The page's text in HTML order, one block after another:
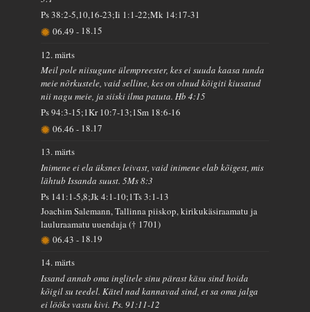
Ps 38:2-5,10,16-23;Ii 1:1-22;Mk 14:17-31
06.49- 18.15
12. märts
Meil pole niisugune ülempreester, kes ei suuda kaasa tunda
meie nõrkustele, vaid selline, kes on olnud kõigiti kiusatud
nii nagu meie, ja siiski ilma patuta. Hb 4:15
Ps 94:3-15;1Kr 10:7-13;1Sm 18:6-16
06.46- 18.17
13. märts
Inimene ei ela üksnes leivast, vaid inimene elab kõigest, mis
lähtub Issanda suust. 5Ms 8:3
Ps 141:1-5,8;Jk 4:1-10;1Ts 3:1-13
Joachim Salemann, Tallinna piiskop, kirikukäsiraamatu ja
lauluraamatu uuendaja († 1701)
06.43- 18.19
14. märts
Issand annab oma inglitele sinu pärast käsu sind hoida
kõigil su teedel. Kätel nad kannavad sind, et sa oma jalga
ei lööks vastu kivi. Ps. 91:11-12